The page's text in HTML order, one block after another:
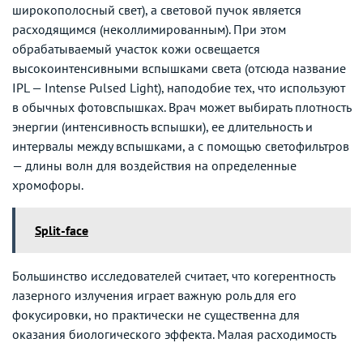
широкополосный свет), а световой пучок является
расходящимся (неколлимированным). При этом
обрабатываемый участок кожи освещается
высокоинтенсивными вспышками света (отсюда название
IPL — Intense Pulsed Light), наподобие тех, что используют
в обычных фотовспышках. Врач может выбирать плотность
энергии (интенсивность вспышки), ее длительность и
интервалы между вспышками, а с помощью светофильтров
— длины волн для воздействия на определенные
хромофоры.
Split-face
Большинство исследователей считает, что когерентность
лазерного излучения играет важную роль для его
фокусировки, но практически не существенна для
оказания биологического эффекта. Малая расходимость